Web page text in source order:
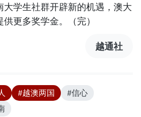
大学生社群开辟新的机遇，澳大
更多奖学金。（完）
越通社
#越澳两国
#信心